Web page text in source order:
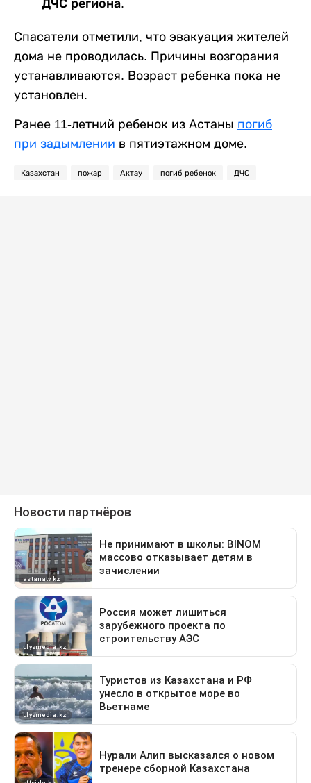
ДЧС региона.
Спасатели отметили, что эвакуация жителей
дома не проводилась. Причины возгорания
устанавливаются. Возраст ребенка пока не
установлен.
Ранее 11-летний ребенок из Астаны погиб
при задымлении в пятиэтажном доме.
Казахстан пожар Актау погиб ребенок ДЧС